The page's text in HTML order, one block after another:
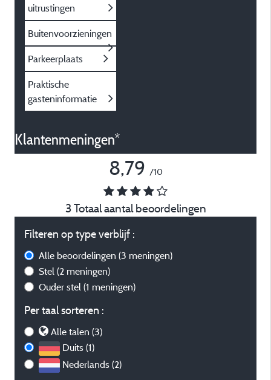
uitrustingen
Buitenvoorzieningen
Parkeerplaats
Praktische
gasteninformatie
Klantenmeningen*
8,79 /10
3 Totaal aantal beoordelingen
Filteren op type verblijf :
Alle beoordelingen (3 meningen)
Stel (2 meningen)
Ouder stel (1 meningen)
Per taal sorteren :
Alle talen (3)
Duits (1)
Nederlands (2)